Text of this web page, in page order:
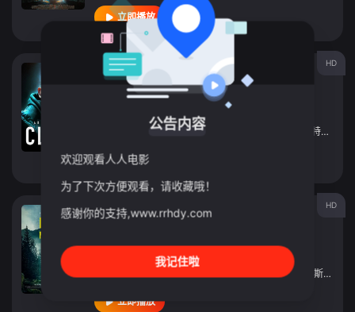
立即播放
HD
克林2021
电影 2021
美国
保罗·索雷特
阿德里安·布罗迪 / 格伦·弗莱舍尔 里奇·梅里特 /
立即播放
HD
迷路2024
安德鲁·凯特林格
凯特琳·菲茨杰拉德 / 保罗·斯帕克斯
立即播放
公告内容
欢迎观看人人电影
为了下次方便观看，请收藏哦！
感谢你的支持,www.rrhdy.com
我记住啦